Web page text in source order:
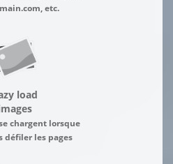
etc.
load
chargent lorsque
défiler les pages